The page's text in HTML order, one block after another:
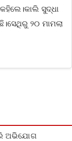
ସୁଦ୍ଧା
୨୦ ମାମଲା
ଅଭିଯୋଗ